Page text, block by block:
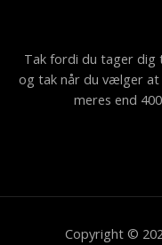
Tak fordi du tager dig
og tak når du vælger
meres end
Copyright ©